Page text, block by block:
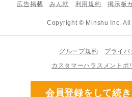
会員登録をして続
広告掲載 みん就 利用規約 掲示板
Copyright © Minshu Inc.
グループ規約
プライバ
カスタマーハラスメントポ